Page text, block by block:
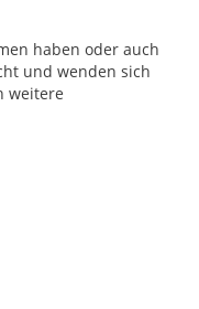
haben oder auch
und wenden sich
weitere